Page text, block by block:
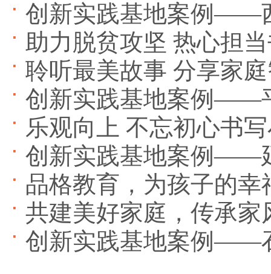
创新实践基地案例——
助力脱贫攻坚 热心担
聆听最美故事 分享家
创新实践基地案例——
乐观向上 不忘初心书
创新实践基地案例——
品格教育，为孩子的幸
共建美好家庭，传承家
创新实践基地案例——